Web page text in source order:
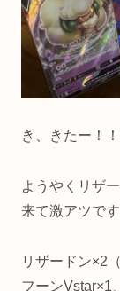
き、きたー！！
ようやくリザ
来て激アツです
リザードン×2
フーンVstar×1